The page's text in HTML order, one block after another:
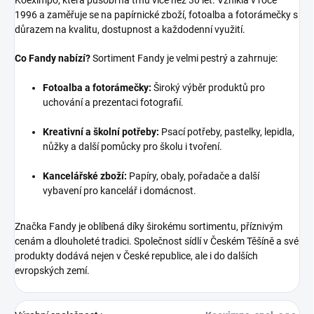
1996 a zaměřuje se na papírnické zboží, fotoalba a fotorámečky s
důrazem na kvalitu, dostupnost a každodenní využití.
Co Fandy nabízí?Sortiment Fandy je velmi pestrý a zahrnuje:
Fotoalba a fotorámečky: Široký výběr produktů pro
uchování a prezentaci fotografií.
Kreativní a školní potřeby: Psací potřeby, pastelky, lepidla,
nůžky a další pomůcky pro školu i tvoření.
Kancelářské zboží: Papíry, obaly, pořadače a další
vybavení pro kancelář i domácnost.
Značka Fandy je oblíbená díky širokému sortimentu, příznivým
cenám a dlouholeté tradici. Společnost sídlí v Českém Těšíně a své
produkty dodává nejen v České republice, ale i do dalších
evropských zemí.